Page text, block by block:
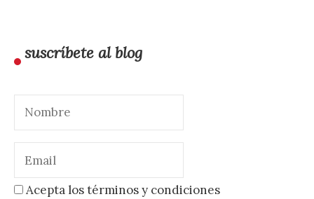
suscríbete al blog
Acepta los términos y condiciones